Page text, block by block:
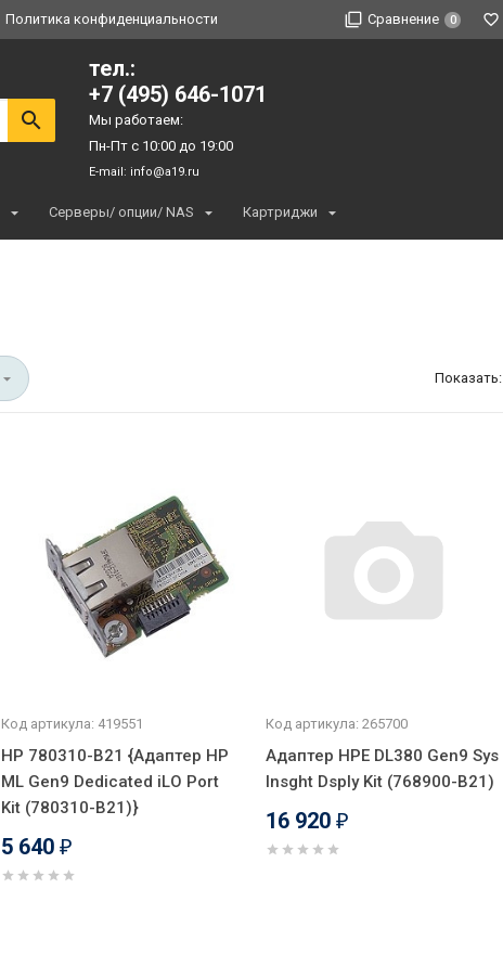
Политика конфиденциальности Сравнение 0
тел.:
+7 (495) 646-1071
Мы работаем:
Пн-Пт с 10:00 до 19:00
E-mail: info@a19.ru
Серверы/ опции/ NAS Картриджи
Показать:
Код артикула: 419551
HP 780310-B21 {Адаптер HP
ML Gen9 Dedicated iLO Port
Kit (780310-B21)}
5 640 ₽
Код артикула: 265700
Адаптер HPE DL380 Gen9 Sys
Insght Dsply Kit (768900-B21)
16 920 ₽